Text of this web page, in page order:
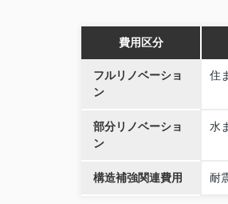
費用区分
フルリノベーショ
ン
住
部分リノベーショ
ン
水
構造補強関連費用 耐